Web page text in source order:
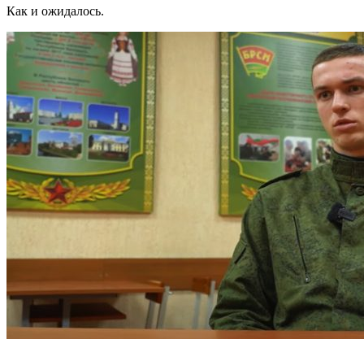
Как и ожидалось.